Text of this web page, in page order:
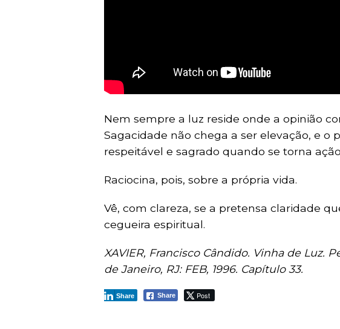
Nem sempre a luz reside onde a opinião
Sagacidade não chega a ser elevação, e o
respeitável e sagrado quando se torna
Raciocina, pois, sobre a própria vida.
Vê, com clareza, se a pretensa claridade
cegueira espiritual.
XAVIER, Francisco Cândido. Vinha de Luz.
de Janeiro, RJ: FEB, 1996. Capítulo 33.
Share Post
Share